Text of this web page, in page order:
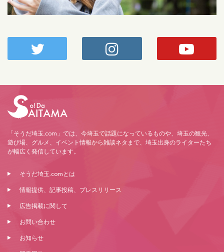
「そうだ埼玉.com」では、今埼玉で話題になっているものや、埼玉の観光、
遊び場、グルメ、イベント情報から雑談ネタまで、埼玉出身のライターたち
が幅広く発信しています。
そうだ埼玉.comとは
情報提供、記事投稿、プレスリリース
広告掲載に関して
お問い合わせ
お知らせ